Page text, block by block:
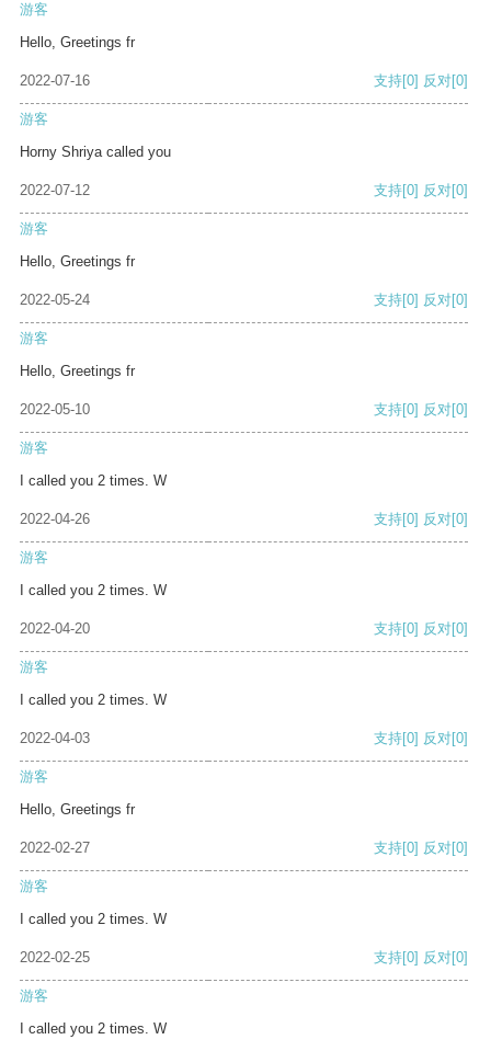
游客
Hello, Greetings fr
2022-07-16 支持[0] 反对[0]
游客
Horny Shriya called you
2022-07-12 支持[0] 反对[0]
游客
Hello, Greetings fr
2022-05-24 支持[0] 反对[0]
游客
Hello, Greetings fr
2022-05-10 支持[0] 反对[0]
游客
I called you 2 times. W
2022-04-26 支持[0] 反对[0]
游客
I called you 2 times. W
2022-04-20 支持[0] 反对[0]
游客
I called you 2 times. W
2022-04-03 支持[0] 反对[0]
游客
Hello, Greetings fr
2022-02-27 支持[0] 反对[0]
游客
I called you 2 times. W
2022-02-25 支持[0] 反对[0]
游客
I called you 2 times. W